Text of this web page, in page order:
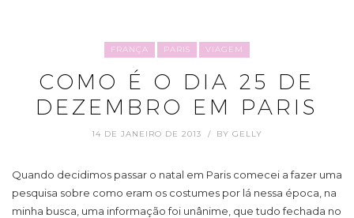
FRANÇA PARIS VIAGEM
COMO É O DIA 25 DE
DEZEMBRO EM PARIS
14 DE JANEIRO DE 2013 BY GELLY
Quando decidimos passar o natal em Paris comecei a fazer uma
pesquisa sobre como eram os costumes por lá nessa época, na
minha busca, uma informação foi unânime, que tudo fechada no